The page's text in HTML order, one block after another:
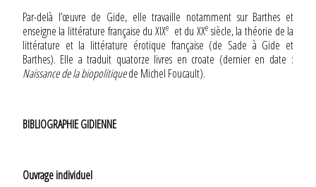
Par-delà l’œuvre de Gide, elle travaille notamment sur Barthes et
enseigne la littérature française du XIXe et du XXesiècle, la théorie de la
littérature et la littérature érotique française (de Sade à Gide et
Barthes). Elle a traduit quatorze livres en croate (dernier en date :
Naissance de la biopolitiquede Michel Foucault).
BIBLIOGRAPHIE GIDIENNE
Ouvrage individuel